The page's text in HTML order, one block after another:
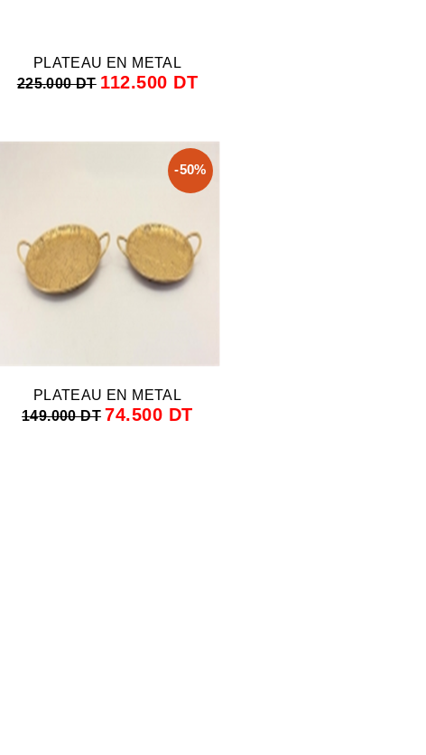
PLATEAU EN METAL
225.000 DT 112.500 DT
-50%
PLATEAU EN METAL
149.000 DT 74.500 DT